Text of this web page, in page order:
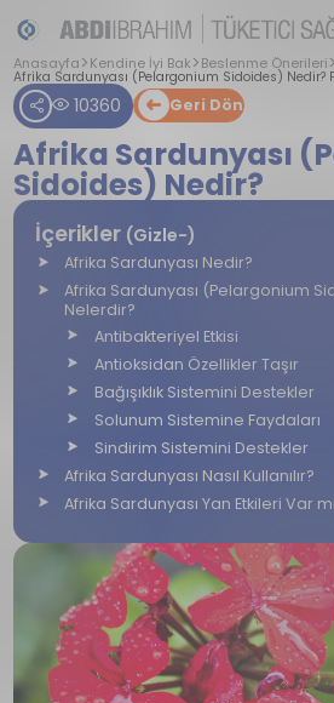
Anasayfa Kendine İyi Bak Beslenme Önerileri
Afrika Sardunyası (Pelargonium Sidoides) Nedir?
10360 Geri Dön
Afrika Sardunyası
Sidoides) Nedir?
İçerikler (Gizle-)
Afrika Sardunyası Nedir?
Afrika Sardunyası (Pelargonium
Nelerdir?
Antibakteriyel Etkisi
Antioksidan Özellikler Taşır
Bağışıklık Sistemini Destekler
Solunum Sistemine Faydaları
Sindirim Sistemini Destekler
Afrika Sardunyası Nasıl Kullanılır?
Afrika Sardunyası Yan Etkileri Var